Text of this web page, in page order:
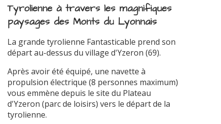
Tyrolienne à travers les magnifiques
paysages des Monts du Lyonnais
La grande tyrolienne Fantasticable prend son
départ au-dessus du village d'Yzeron (69).
Après avoir été équipé, une navette à
propulsion électrique (8 personnes maximum)
vous emmène depuis le site du Plateau
d'Yzeron (parc de loisirs) vers le départ de la
tyrolienne.